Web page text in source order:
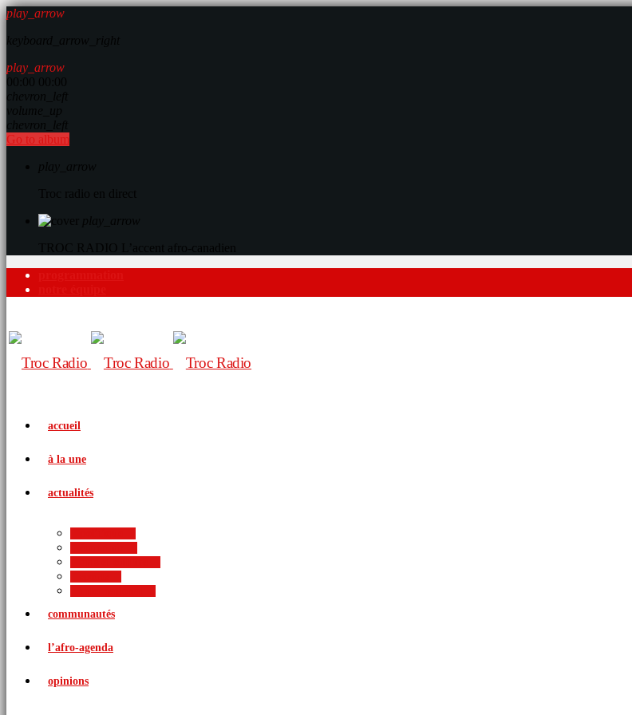
play_arrow
play_arrow
Go to album
accueil
à la une
actualités
communautés
l’afro-agenda
opinions